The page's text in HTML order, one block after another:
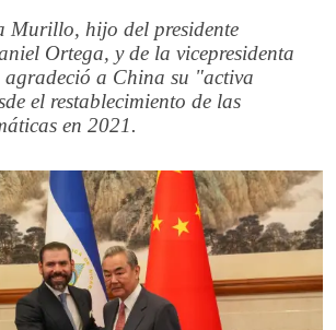
Murillo, hijo del presidente
Ortega, y de la vicepresidenta
a China su "activa
el restablecimiento de las
en 2021.